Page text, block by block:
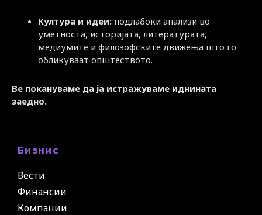
Култура и идеи: подлабоки анализи во
уметноста, историјата, литературата,
медиумите и филозофските движења што го
обликуваат општеството.
Ве покануваме да ја истражуваме иднината
заедно.
Бизнис
Вести
Финансии
Компании